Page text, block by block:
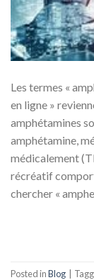
Les termes «
en ligne »
amphétamines
amphétamine,
médicalement
récréatif
chercher «
Posted inBlog